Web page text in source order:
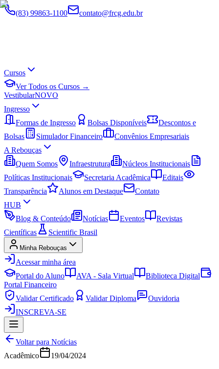
(83) 99863-1100 contato@frcg.edu.br
Cursos
Ver Todos os Cursos →
VestibularNOVO
Ingresso
Formas de Ingresso
Bolsas Disponíveis
Descontos e
Bolsas
Simulador Financeiro
Convênios Empresariais
A Rebouças
Quem Somos
Infraestrutura
Núcleos Institucionais
Políticas Institucionais
Secretaria Acadêmica
Editais
Transparência
Alunos em Destaque
Contato
HUB
Blog & Conteúdo
Notícias Eventos
Revistas
Científicas
Scientific Brasil
Minha Rebouças
Acessar minha área
Portal do Aluno
AVA - Sala Virtual
Biblioteca Digital
Portal Financeiro
Validar Certificado
Validar Diploma
Ouvidoria
INSCREVA-SE
Voltar para Notícias
Acadêmico
19/04/2024